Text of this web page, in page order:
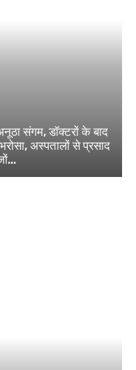
संगम, डॉक्टरों के बाद
अस्पतालों से प्रसाद